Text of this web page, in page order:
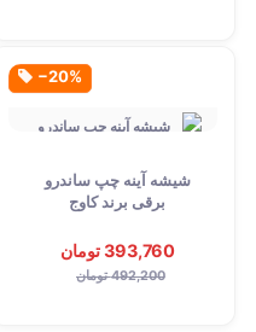
‎−20%
شیشه آینه چپ ساندرو
برقی برند کاوج
393,760 تومان
492,200 تومان